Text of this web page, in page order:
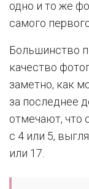
одно и то же
самого
Большинство
качество
заметно, как
за последнее
отмечают, что
с 4 или 5,
или 17.